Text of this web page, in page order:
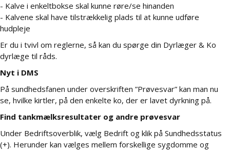
- Kalve i enkeltbokse skal kunne røre/se hinanden
- Kalvene skal have tilstrækkelig plads til at kunne udføre
hudpleje
Er du i tvivl om reglerne, så kan du spørge din Dyrlæger & Ko
dyrlæge til råds.
Nyt i DMS
På sundhedsfanen under overskriften ”Prøvesvar” kan man nu
se, hvilke kirtler, på den enkelte ko, der er lavet dyrkning på.
Find tankmælksresultater og andre prøvesvar
Under Bedriftsoverblik, vælg Bedrift og klik på Sundhedsstatus
(+). Herunder kan vælges mellem forskellige sygdomme og